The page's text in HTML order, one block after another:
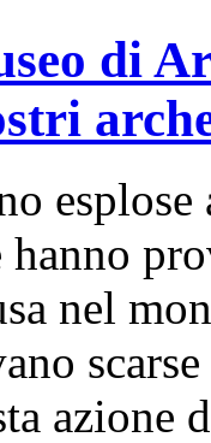
di
hanno
nel
azione